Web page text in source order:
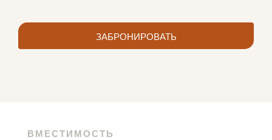
ЗАБРОНИРОВАТЬ
ВМЕСТИМОСТЬ